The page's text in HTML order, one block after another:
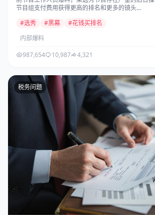
节目组支付费用获得更高的排名和更多的镜头...
#选秀
#黑幕
#花钱买排名
内部爆料
987,654
10,987 4,321
税务问题